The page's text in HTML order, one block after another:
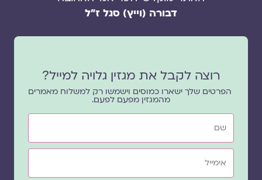
דבורה (וייץ) סגל ז"ל
רוצה לקבל את מגזין גלויה למייל?
הפרטים שלך ישארו כמוסים וישמשו רק למשלוח מאמרים
מהמגזין מפעם לפעם.
שם
אימייל